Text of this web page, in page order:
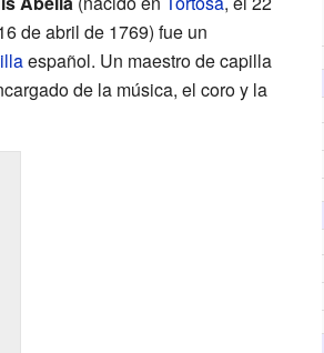
de abril de 1769) fue un
español. Un maestro de capilla
de la música, el coro y la